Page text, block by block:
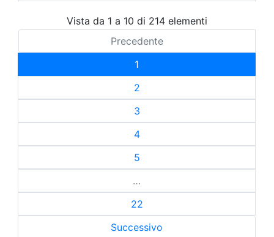
Vista da 1 a 10 di 214 elementi
Precedente
1
2
3
4
5
…
22
Successivo